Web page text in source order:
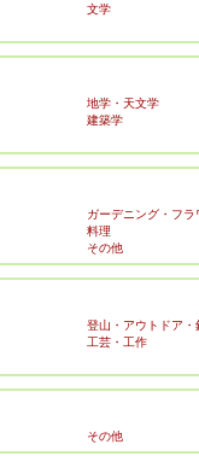
文学
地学・天文学
建築学
ガーデニング・フラ
料理
その他
登山・アウトドア・
工芸・工作
その他